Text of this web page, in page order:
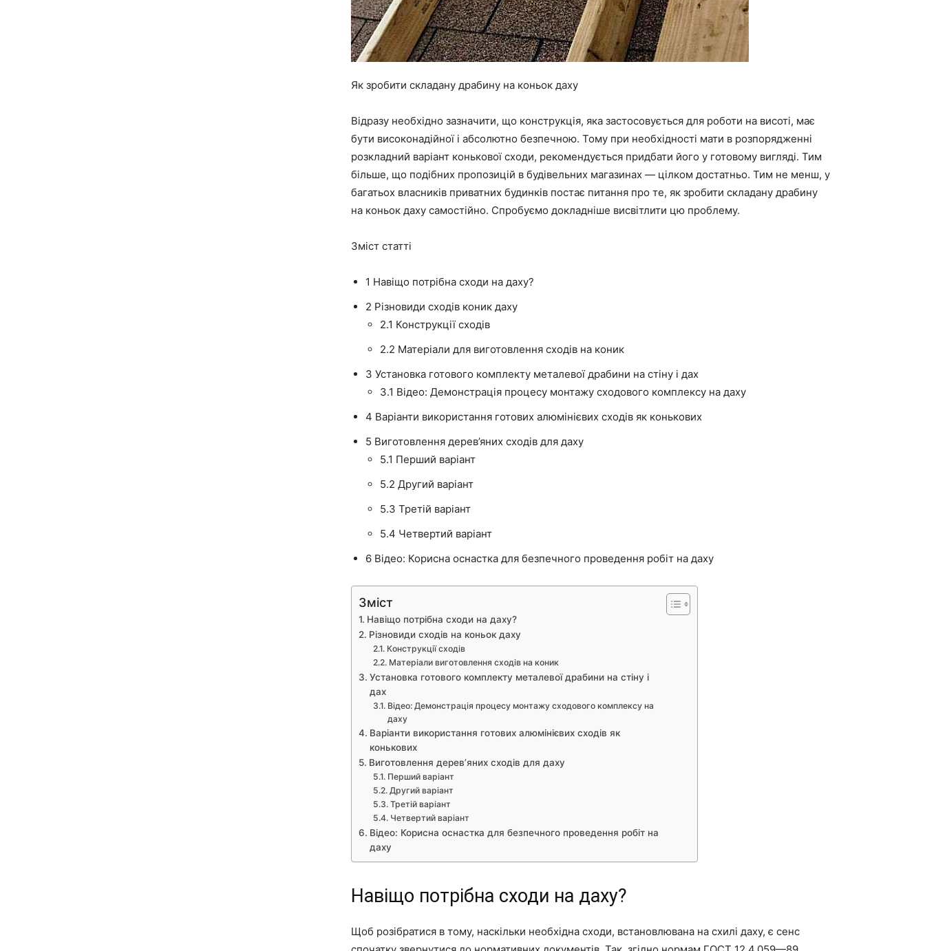
Як зробити складану драбину на коньок даху
Відразу необхідно зазначити, що конструкція, яка застосовується для роботи на висоті, має
бути високонадійної і абсолютно безпечною. Тому при необхідності мати в розпорядженні
розкладний варіант конькової сходи, рекомендується придбати його у готовому вигляді. Тим
більше, що подібних пропозицій в будівельних магазинах — цілком достатньо. Тим не менш, у
багатьох власників приватних будинків постає питання про те, як зробити складану драбину
на коньок даху самостійно. Спробуємо докладніше висвітлити цю проблему.
Зміст статті
1 Навіщо потрібна сходи на даху?
2 Різновиди сходів коник даху
2.1 Конструкції сходів
2.2 Матеріали для виготовлення сходів на коник
3 Установка готового комплекту металевої драбини на стіну і дах
3.1 Відео: Демонстрація процесу монтажу сходового комплексу на даху
4 Варіанти використання готових алюмінієвих сходів як конькових
5 Виготовлення дерев’яних сходів для даху
5.1 Перший варіант
5.2 Другий варіант
5.3 Третій варіант
5.4 Четвертий варіант
6 Відео: Корисна оснастка для безпечного проведення робіт на даху
Зміст
Навіщо потрібна сходи на даху?
Різновиди сходів на коньок даху
Конструкції сходів
Матеріали виготовлення сходів на коник
Установка готового комплекту металевої драбини на стіну і
дах
Відео: Демонстрація процесу монтажу сходового комплексу на
даху
Варіанти використання готових алюмінієвих сходів як
конькових
Виготовлення дерев’яних сходів для даху
Перший варіант
Другий варіант
Третій варіант
Четвертий варіант
Відео: Корисна оснастка для безпечного проведення робіт на
даху
Навіщо потрібна сходи на даху?
Щоб розібратися в тому, наскільки необхідна сходи, встановлювана на схилі даху, є сенс